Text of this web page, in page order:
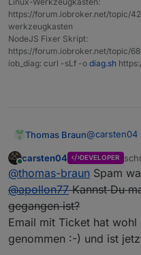
https://forum.iobroker.net/topic/
werkzeugkasten
NodeJS Fixer Skript:
https://forum.iobroker.net/topic/
iob_diag: curl -sLf -o diag.sh
Thomas Braun@carsten04
Nee, kam
geschaut?
Online
carsten04 DEVELOPER
@thomas-braun Spam
@apollon77Kannst Du
gegangen ist?
Email mit Ticket hat
genommen :-) und ist